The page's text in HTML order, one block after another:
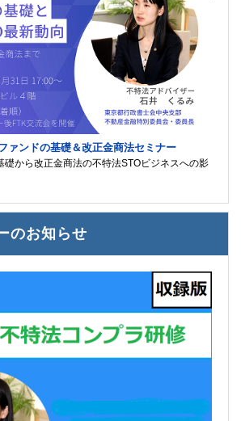
ァンドの基礎＆改正金商法セミナー
礎から改正金商法の不特法STOビジネスへの影
のお知らせ